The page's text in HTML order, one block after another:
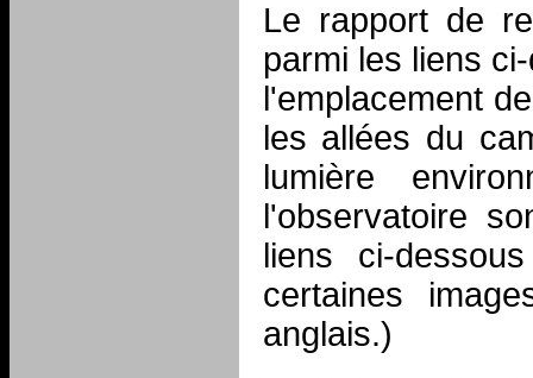
Le rapport de
parmi les liens
l'emplacement
les allées du
lumière
l'observatoire
liens ci-
certaines
anglais.)